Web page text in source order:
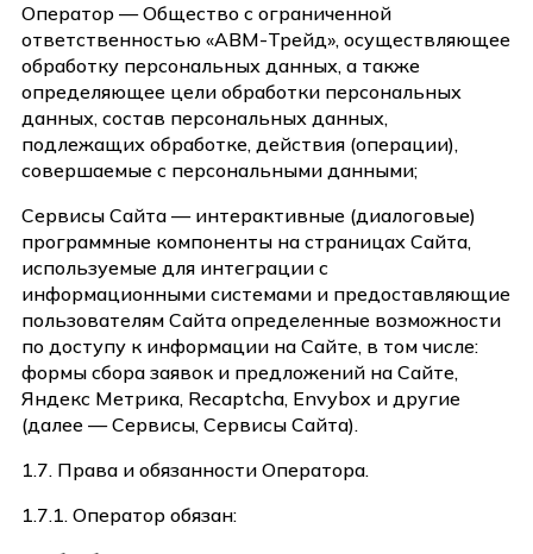
Оператор — Общество с ограниченной
ответственностью «АВМ-Трейд», осуществляющее
обработку персональных данных, а также
определяющее цели обработки персональных
данных, состав персональных данных,
подлежащих обработке, действия (операции),
совершаемые с персональными данными;
Сервисы Сайта — интерактивные (диалоговые)
программные компоненты на страницах Сайта,
используемые для интеграции с
информационными системами и предоставляющие
пользователям Сайта определенные возможности
по доступу к информации на Сайте, в том числе:
формы сбора заявок и предложений на Сайте,
Яндекс Метрика, Recaptcha, Envybox и другие
(далее — Сервисы, Сервисы Сайта).
1.7. Права и обязанности Оператора.
1.7.1. Оператор обязан: